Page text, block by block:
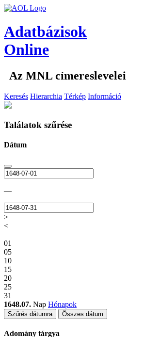
Adatbázisok
Online
Az MNL címereslevelei
Keresés Hierarchia Térkép Információ
Találatok szűrése
Dátum
—
>
<
01
05
10
15
20
25
31
1648.07. Nap Hónapok
Szűrés dátumra Összes dátum
Adomány tárgya